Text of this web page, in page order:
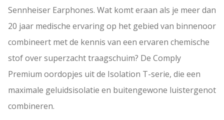
r
s
p
k
e
i
d
i
p
r
Sennheiser Earphones. Wat komt eraan als je meer dan
20 jaar medische ervaring op het gebied van binnenoor
combineert met de kennis van een ervaren chemische
stof over superzacht traagschuim? De Comply
Premium oordopjes uit de Isolation T-serie, die een
maximale geluidsisolatie en buitengewone luistergenot
combineren.